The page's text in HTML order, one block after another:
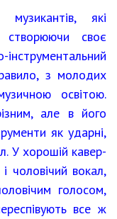
які
створюючи своє
з молодих
освітою.
але в його
як ударні,
У хорошій кавер-
чоловічий вокал,
голосом,
все ж